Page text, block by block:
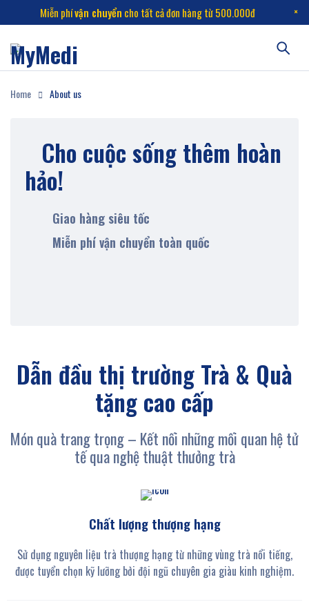
Miễn phívận chuyển cho tất cả đơn hàng từ 500.000đ
Home About us
Cho cuộc sống thêm hoàn
hảo!
Giao hàng siêu tốc
Miễn phí vận chuyển toàn quốc
Dẫn đầu thị trườngTrà & Quà
tặng cao cấp
Món quà trang trọng – Kết nối những mối quan hệ tử
tế qua nghệ thuật thưởng trà
Chất lượng thượng hạng
Sử dụng nguyên liệu trà thượng hạng từ những vùng trà nổi tiếng,
được tuyển chọn kỹ lưỡng bởi đội ngũ chuyên gia giàu kinh nghiệm.